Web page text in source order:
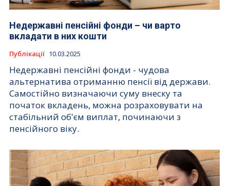
Недержавні пенсійні фонди – чи варто
вкладати в них кошти
Публікації 10.03.2025
Недержавні пенсійні фонди - чудова
альтернатива отриманню пенсії від держави.
Самостійно визначаючи суму внеску та
початок вкладень, можна розраховувати на
стабільний об'єм виплат, починаючи з
пенсійного віку.